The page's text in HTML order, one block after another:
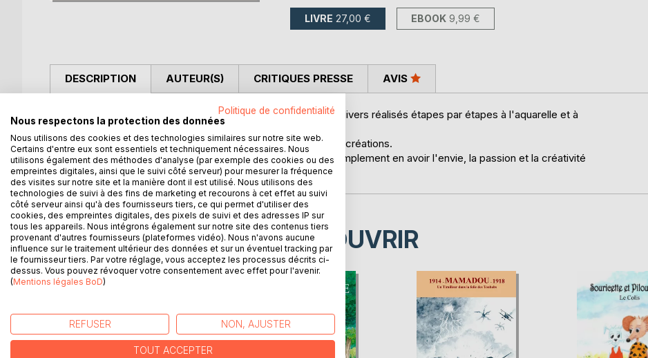
LIVRE 27,00 € EBOOK 9,99 €
DESCRIPTION
Vous trouverez dans cet ouvrage 20 tableaux aux sujets divers réalisés étapes par étapes à l'aquarelle et à
l'acrylique.
Le but est de vous donner l'envie de réaliser vos propres créations.
Comme toutes disciplines, la peinture s'apprend, il faut simplement en avoir l'envie, la passion et la créativité
viendront sûrement.
AUTEUR(S) CRITIQUES PRESSE AVIS
D’AUTRES TITRES À DÉCOUVRIR
Politique de confidentialité
Nous respectons la protection des données
Nous utilisons des cookies et des technologies similaires sur notre site web.
Certains d'entre eux sont essentiels et techniquement nécessaires. Nous
utilisons également des méthodes d'analyse (par exemple des cookies ou des
empreintes digitales, ainsi que le suivi côté serveur) pour mesurer la fréquence
des visites sur notre site et la manière dont il est utilisé. Nous utilisons des
technologies de suivi à des fins de marketing et recourons à cet effet au suivi
côté serveur ainsi qu'à des fournisseurs tiers, ce qui permet d'utiliser des
cookies, des empreintes digitales, des pixels de suivi et des adresses IP sur
tous les appareils. Nous intégrons également sur notre site des contenus tiers
provenant d'autres fournisseurs (plateformes vidéo). Nous n'avons aucune
influence sur le traitement ultérieur des données et sur un éventuel tracking par
le fournisseur tiers. Par votre réglage, vous acceptez les processus décrits ci-
dessus. Vous pouvez révoquer votre consentement avec effet pour l'avenir.
(Mentions légales BoD)
REFUSER NON, AJUSTER
TOUT ACCEPTER